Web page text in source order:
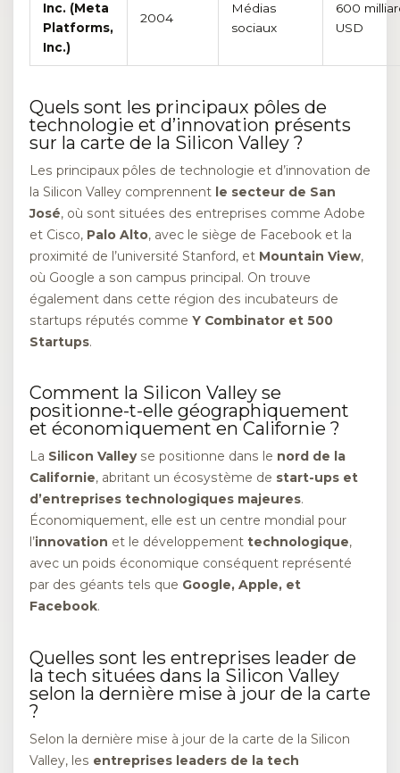
Inc. (Meta
Platforms,
Inc.)
2004
Médias
sociaux
600
USD
Quels sont les principaux pôles de
technologie et d’innovation présents
sur la carte de la Silicon Valley ?
Les principaux pôles de technologie et d’innovation de
la Silicon Valley comprennent le secteur de San
José, où sont situées des entreprises comme Adobe
et Cisco, Palo Alto, avec le siège de Facebook et la
proximité de l’université Stanford, et Mountain View,
où Google a son campus principal. On trouve
également dans cette région des incubateurs de
startups réputés comme Y Combinator et 500
Startups.
Comment la Silicon Valley se
positionne-t-elle géographiquement
et économiquement en Californie ?
La Silicon Valleyse positionne dans le nord de la
Californie, abritant un écosystème de start-ups et
d’entreprises technologiques majeures.
Économiquement, elle est un centre mondial pour
l’innovation et le développement technologique,
avec un poids économique conséquent représenté
par des géants tels que Google, Apple, et
Facebook.
Quelles sont les entreprises leader de
la tech situées dans la Silicon Valley
selon la dernière mise à jour de la carte
?
Selon la dernière mise à jour de la carte de la Silicon
Valley, les entreprises leaders de la tech